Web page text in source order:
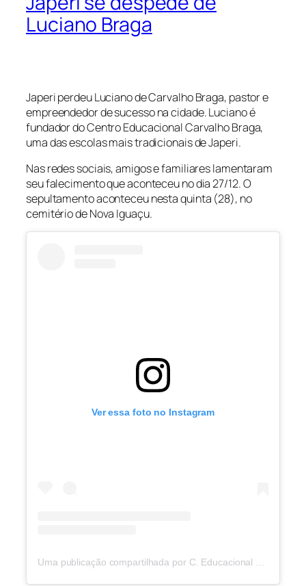
Luciano Braga
Japeri perdeu Luciano de Carvalho Braga, pastor e
empreendedor de sucesso na cidade. Luciano é
fundador do Centro Educacional Carvalho Braga,
uma das escolas mais tradicionais de Japeri.
Nas redes sociais, amigos e familiares lamentaram
seu falecimento que aconteceu no dia 27/12. O
sepultamento aconteceu nesta quinta (28), no
cemitério de Nova Iguaçu.
Ver essa foto no Instagram
Uma publicação compartilhada por C. Educacional Carvalho Braga (@cecab.oficial)